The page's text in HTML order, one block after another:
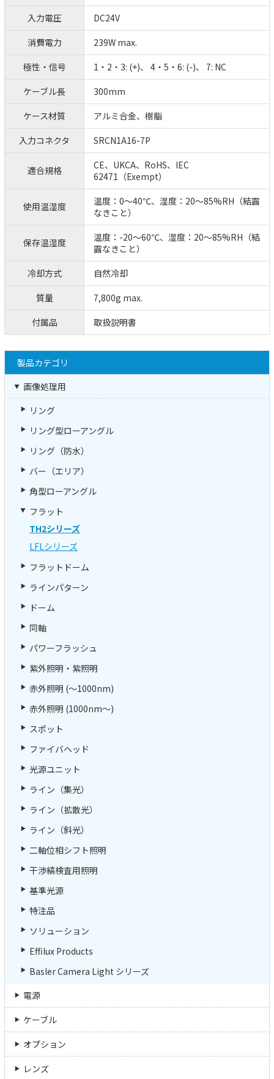
入力電圧
DC24V
消費電力
239W max.
極性・信号
1・2・3: (+)、 4・5・6: (-)、 7: NC
ケーブル長
300mm
ケース材質
アルミ合金、樹脂
入力コネクタ
SRCN1A16-7P
適合規格
CE、UKCA、RoHS、IEC
62471（Exempt）
使用温湿度
温度：0～40℃、湿度：20～85%RH（結露
なきこと）
保存温湿度
温度：-20～60℃、湿度：20～85%RH（結
露なきこと）
冷却方式
自然冷却
質量
7,800g max.
付属品
取扱説明書
製品カテゴリ
画像処理用
リング
リング型ローアングル
リング（防水）
バー（エリア）
角型ローアングル
フラット
TH2シリーズ
LFLシリーズ
フラットドーム
ラインパターン
ドーム
同軸
パワーフラッシュ
紫外照明・紫照明
赤外照明 (～1000nm)
赤外照明 (1000nm～)
スポット
ファイバヘッド
光源ユニット
ライン（集光）
ライン（拡散光）
ライン（斜光）
二軸位相シフト照明
干渉縞検査用照明
基準光源
特注品
ソリューション
Effilux Products
Basler Camera Light シリーズ
電源
ケーブル
オプション
レンズ